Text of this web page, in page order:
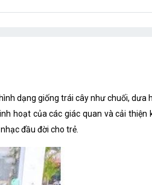
dạng giống trái cây như chuối, dưa
hoạt của các giác quan và cải thiện
đầu đời cho trẻ.